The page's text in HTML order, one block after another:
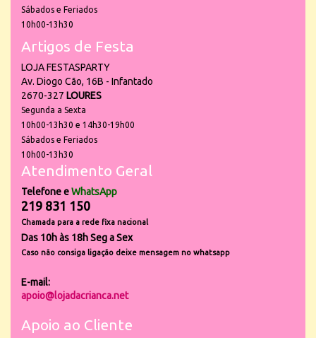
Sábados e Feriados
10h00-13h30
Artigos de Festa
LOJA FESTASPARTY
Av. Diogo Cão, 16B - Infantado
2670-327 LOURES
Segunda a Sexta
10h00-13h30 e 14h30-19h00
Sábados e Feriados
10h00-13h30
Atendimento Geral
Telefone eWhatsApp
219 831 150
Chamada para a rede fixa nacional
Das 10h às 18h Seg a Sex
Caso não consiga ligação deixe mensagem no whatsapp
E-mail:
apoio@lojadacrianca.net
Apoio ao Cliente